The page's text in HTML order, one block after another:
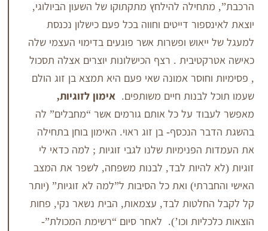
להילחץ מתקתוקו של השעון הביולוגי,
דייטים וחווה בכל פעם כישלון נכנסת
ופשרות אשר פוגעים בדימוי העצמי שלה
. רצף הכישלונות יוצרים אצלה תסכול
אמונה שאי פעם היא תמצא בן זוג הולם
לבנות חיים משותפים. אימון לזוגיות,
על כל אותם גורמים אשר “מחבלים” לה
הנכסף- בן זוג ראוי. האימון בוחן בתחילה
שלנו לגבי זוגיות ; למה כדאי לי
להיות לבד, לבנות משפחה, לשפר את המצב
ואת כל הסיבות ל”למה לא זוגיות” (יותר
לבד, עצמאות, הבית נשאר נקי, פחות
וכו’). לאחר סיום “רשימת המכולת”-